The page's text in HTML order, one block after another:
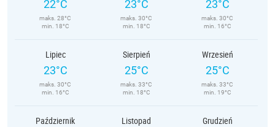
22°C
maks. 28°C
min. 18°C
23°C
maks. 30°C
min. 18°C
23°C
maks. 30°C
min. 16°C
Lipiec
23°C
maks. 30°C
min. 16°C
Sierpień
25°C
maks. 33°C
min. 18°C
Wrzesień
25°C
maks. 33°C
min. 19°C
Październik Listopad Grudzień